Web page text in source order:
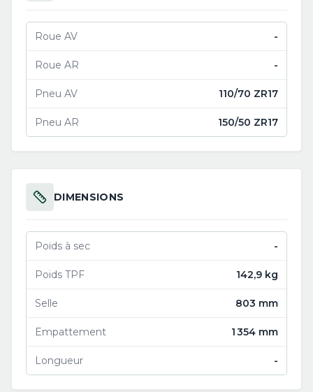
Roue AV -
Roue AR -
Pneu AV 110/70 ZR17
Pneu AR 150/50 ZR17
DIMENSIONS
Poids à sec -
Poids TPF 142,9 kg
Selle 803 mm
Empattement 1 354 mm
Longueur -